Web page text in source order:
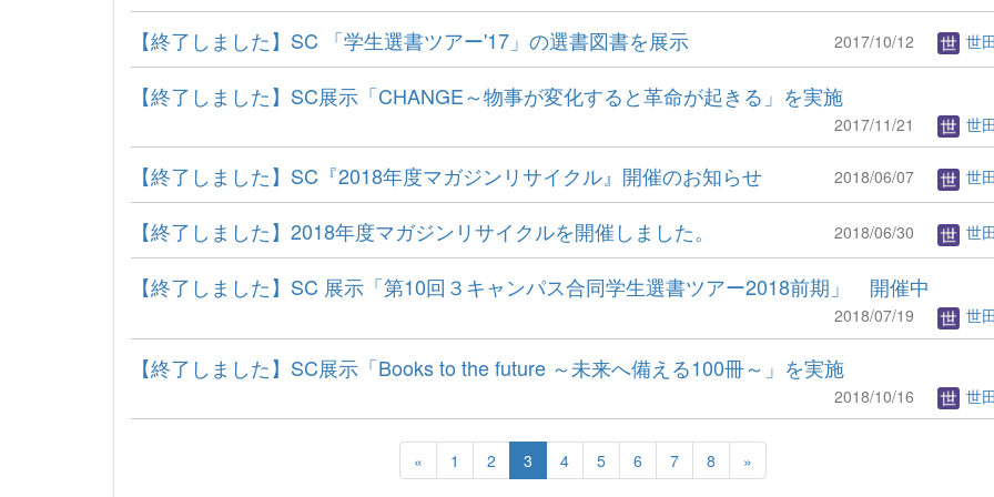
【終了しました】SC 「学生選書ツアー'17」の選書図書を展示 2017/10/12 世
【終了しました】SC展示「CHANGE～物事が変化すると革命が起きる」を実施
2017/11/21 世
【終了しました】SC『2018年度マガジンリサイクル』開催のお知らせ 2018/06/07 世
【終了しました】2018年度マガジンリサイクルを開催しました。 2018/06/30 世
【終了しました】SC 展示「第10回３キャンパス合同学生選書ツアー2018前期」 開催中
2018/07/19 世
【終了しました】SC展示「Books to the future ～未来へ備える100冊～」を実施
2018/10/16 世
« 1 2 3 4 5 6 7 8 »